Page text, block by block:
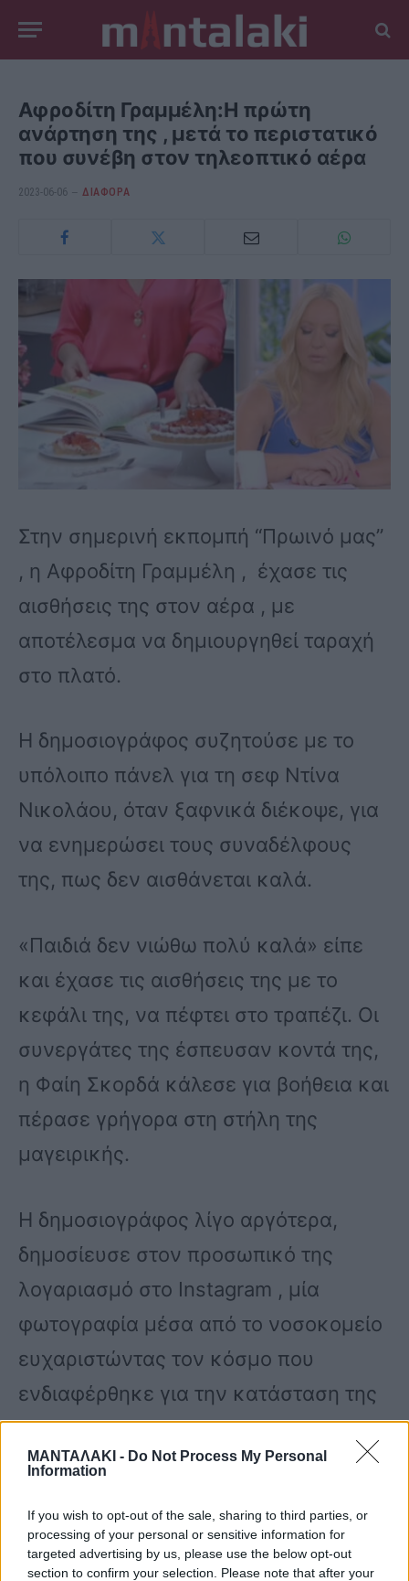
ΜΑΝΤΑΛΑΚΙ - Do Not Process My Personal
Information
If you wish to opt-out of the sale, sharing to third parties, or
processing of your personal or sensitive information for
targeted advertising by us, please use the below opt-out
section to confirm your selection. Please note that after your
Αφροδίτη Γραμμέλη:Η πρώτη
ανάρτηση της , μετά το περιστατικό
που συνέβη στον τηλεοπτικό αέρα
2023-06-06 ΔΙΆΦΟΡΑ
Στην σημερινή εκπομπή “Πρωινό μας”
, η Αφροδίτη Γραμμέλη , έχασε τις
αισθήσεις της στον αέρα , με
αποτέλεσμα να δημιουργηθεί ταραχή
στο πλατό.
Η δημοσιογράφος συζητούσε με το
υπόλοιπο πάνελ για τη σεφ Ντίνα
Νικολάου, όταν ξαφνικά διέκοψε, για
να ενημερώσει τους συναδέλφους
της, πως δεν αισθάνεται καλά.
«Παιδιά δεν νιώθω πολύ καλά» είπε
και έχασε τις αισθήσεις της με το
κεφάλι της, να πέφτει στο τραπέζι. Οι
συνεργάτες της έσπευσαν κοντά της,
η Φαίη Σκορδά κάλεσε για βοήθεια και
πέρασε γρήγορα στη στήλη της
μαγειρικής.
Η δημοσιογράφος λίγο αργότερα,
δημοσίευσε στον προσωπικό της
λογαριασμό στο Instagram , μία
φωτογραφία μέσα από το νοσοκομείο
ευχαριστώντας τον κόσμο που
ενδιαφέρθηκε για την κατάσταση της
υγείας της, προσθέτοντας πως νιώθει
καλύτερα.
Πιο συγκεκριμένα, η Αφροδίτη
Γραμμέλη έγραψε: «Σας ευχαριστώ